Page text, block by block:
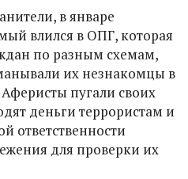
в январе
влился в ОПГ, которая
по разным схемам,
их незнакомцы в
пугали своих
деньги террористам и
ответственности
для проверки их